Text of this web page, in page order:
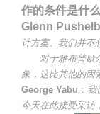
作的条件是什
Glenn
计方案。我们并不
对于雅布普歇尔
象，这比其他的因
George Yabu ： 我
今天在此接受采访